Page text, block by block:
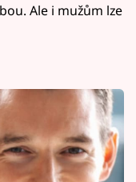
Ale i mužům lze